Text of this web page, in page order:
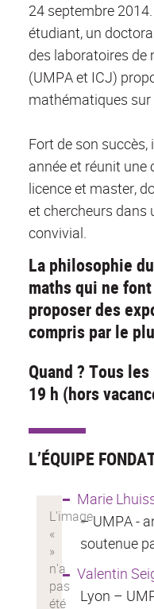
24 septembre
étudiant, un
des laboratoires
(UMPA et ICJ)
mathématiques
Fort de son
année et réunit une
licence et master,
et chercheurs dans
convivial.
La philosophie
maths qui ne
proposer des
compris par le
Quand ? Tous
19 h (hors
L’ÉQUIPE
Marie
– UMPA -
soutenue
Valentin
Lyon –